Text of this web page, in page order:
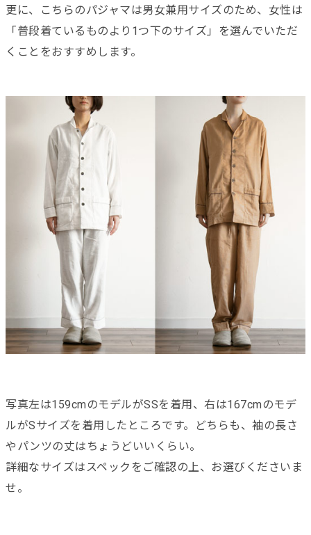
更に、こちらのパジャマは男女兼用サイズのため、女性は
「普段着ているものより1つ下のサイズ」を選んでいただ
くことをおすすめします。
写真左は159cmのモデルがSSを着用、右は167cmのモデ
ルがSサイズを着用したところです。どちらも、袖の長さ
やパンツの丈はちょうどいいくらい。
詳細なサイズはスペックをご確認の上、お選びくださいま
せ。